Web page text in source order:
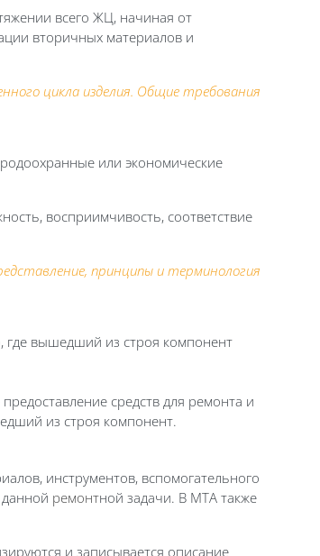
всего ЖЦ, начиная от
вторичных материалов и
цикла изделия. Общие требования
или экономические
восприимчивость, соответствие
принципы и терминология
где вышедший из строя компонент
средств для ремонта и
из строя компонент.
инструментов, вспомогательного
ремонтной задачи. В MTA также
и записывается описание